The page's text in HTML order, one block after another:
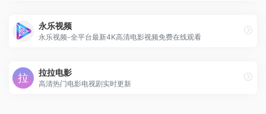
永乐视频
永乐视频-全平台最新4K高清电影视频免费在线观看
拉拉电影
高清热门电影电视剧实时更新